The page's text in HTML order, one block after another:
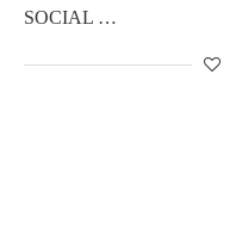
SOCIAL …